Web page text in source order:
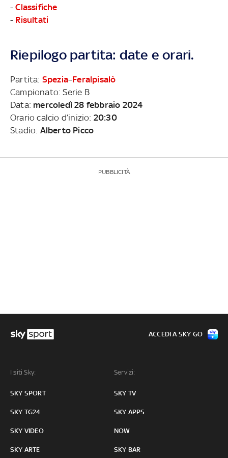
-Classifiche
- Risultati
Riepilogo partita: date e orari.
Partita: Spezia–Feralpisalò
Campionato: Serie B
Data: mercoledì 28 febbraio 2024
Orario calcio d’inizio: 20:30
Stadio: Alberto Picco
PUBBLICITÀ
I siti Sky:
SKY SPORT
SKY TG24
SKY VIDEO
SKY ARTE
Servizi:
SKY TV
SKY APPS
NOW
SKY BAR
ACCEDI A SKY GO